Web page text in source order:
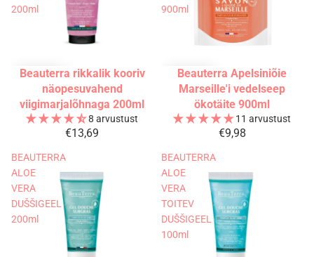
200ml
Beauterra rikkalik kooriv
näopesuvahend
viigimarjalõhnaga 200ml
8 arvustust
€13,69
900ml
Beauterra Apelsiniõie
Marseille'i vedelseep
ökotäite 900ml
11 arvustust
€9,98
BEAUTERRA
ALOE
VERA
DUŠŠIGEEL
200ml
BEAUTERRA
ALOE
VERA
TOITEV
DUŠŠIGEEL
100ml